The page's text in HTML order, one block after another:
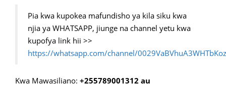
Pia kwa kupokea mafundisho ya kila siku kwa
njia ya WHATSAPP, jiunge na channel yetu kwa
kupofya link hii >>
https://whatsapp.com/channel/
Kwa Mawasiliano: +255789001312 au